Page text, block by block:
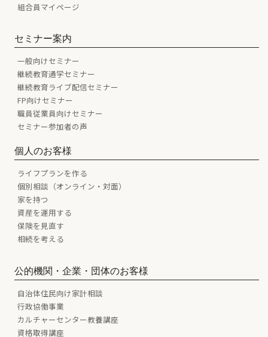
組合員マイページ
セミナー案内
一般向けセミナー
継続教育通学セミナー
継続教育ライブ配信セミナー
FP向けセミナー
職員従業員向けセミナー
セミナー参加者の声
個人のお客様
ライフプランを作る
個別相談（オンライン・対面）
家を持つ
資産を運用する
保険を見直す
相続を考える
公的機関・企業・団体のお客様
自治体住民向け家計相談
行政協働事業
カルチャーセンター教養講座
資格取得講座